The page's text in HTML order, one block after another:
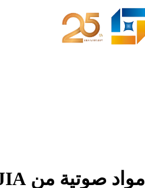
مواد صوتية من SAIJIA: حلول مبتكرة لامتصاص الصوت للمباني الحديثة